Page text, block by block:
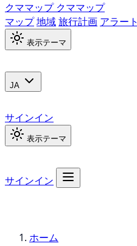
クママップ クママップ
マップ地域旅行計画 アラート
表示テーマ
JA
サインイン
表示テーマ
サインイン
ホーム